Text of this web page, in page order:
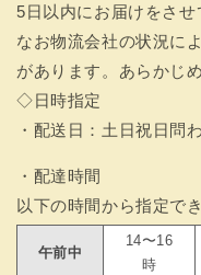
5日以内にお届けをさせ
なお物流会社の状況に
があります。あらかじ
◇日時指定
・配送日：土日祝日問
・配達時間
以下の時間から指定でき
午前中
14〜16
時